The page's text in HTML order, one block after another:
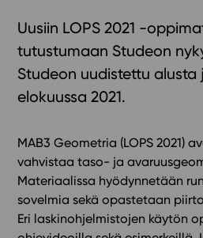
Suosittelut
Oppikirjailijat
Tiimi
Eettiset periaatteet tekoälyn
Tilaa uutiskirje
Ota yhteyttä
Uusiin LOPS 2021 -
tutustumaan Studeon
Studeon uudistettu alusta
elokuussa 2021.
MAB3 Geometria (LOPS 2021)
vahvistaa taso- ja
Materiaalissa hyödynnetään
sovelmia sekä opastetaan
Eri laskinohjelmistojen käytön